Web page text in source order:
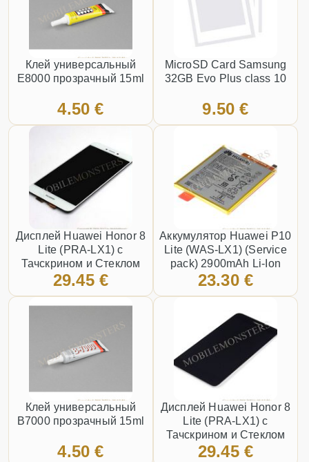
Клей универсальный
E8000 прозрачный 15ml
4.50 €
MicroSD Card Samsung
32GB Evo Plus class 10
9.50 €
Дисплей Huawei Honor 8
Lite (PRA-LX1) с
Тачскрином и Стеклом
Белый
29.45 €
Аккумулятор Huawei P10
Lite (WAS-LX1) (Service
pack) 2900mAh Li-Ion
HB366481ECW
23.30 €
Клей универсальный
B7000 прозрачный 15ml
4.50 €
Дисплей Huawei Honor 8
Lite (PRA-LX1) с
Тачскрином и Стеклом
Чёрный
29.45 €